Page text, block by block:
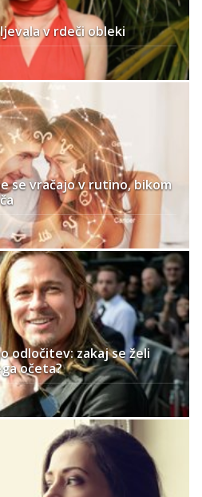
v rdeči obleki
se vračajo v rutino, bikom
odločitev: zakaj se želi
očeta?